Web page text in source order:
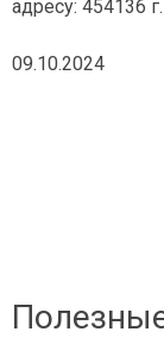
адресу: 454136
09.10.2024